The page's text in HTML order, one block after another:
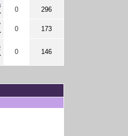
0 296
0 173
0 146